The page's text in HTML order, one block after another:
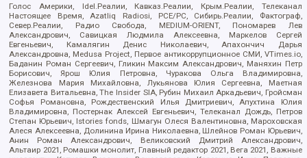
Голос Америки, Idel.Реалии, Кавказ.Реалии, Крым.Реалии, Телеканал
Настоящее Время, Azatliq Radiosi, PCE/PC, Сибирь.Реалии, Фактограф,
Север.Реалии, Радио Свобода, MEDIUM-ORIENT, Пономарев Лев
Александрович, Савицкая Людмила Алексеевна, Маркелов Сергей
Евгеньевич, Камалягин Денис Николаевич, Апахончич Дарья
Александровна, Medusa Project, Первое антикоррупционное СМИ, VTimes.io,
Баданин Роман Сергеевич, Гликин Максим Александрович, Маняхин Петр
Борисович, Ярош Юлия Петровна, Чуракова Ольга Владимировна,
Железнова Мария Михайловна, Лукьянова Юлия Сергеевна, Маетная
Елизавета Витальевна, The Insider SIA, Рубин Михаил Аркадьевич, Гройсман
Софья Романовна, Рождественский Илья Дмитриевич, Апухтина Юлия
Владимировна, Постернак Алексей Евгеньевич, Телеканал Дождь, Петров
Степан Юрьевич, Istories fonds, Шмагун Олеся Валентиновна, Мароховская
Алеся Алексеевна, Долинина Ирина Николаевна, Шлейнов Роман Юрьевич,
Анин Роман Александрович, Великовский Дмитрий Александрович,
Альтаир 2021, Ромашки монолит, Главный редактор 2021, Вега 2021, Важные